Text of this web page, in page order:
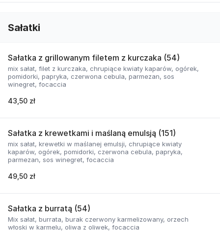
Sałatki
Sałatka z grillowanym filetem z kurczaka (54)
mix sałat, filet z kurczaka, chrupiące kwiaty kaparów, ogórek,
pomidorki, papryka, czerwona cebula, parmezan, sos
winegret, focaccia
43,50 zł
Sałatka z krewetkami i maślaną emulsją (151)
mix sałat, krewetki w maślanej emulsji, chrupiące kwiaty
kaparów, ogórek, pomidorki, czerwona cebula, papryka,
parmezan, sos winegret, focaccia
49,50 zł
Sałatka z burratą (54)
Mix sałat, burrata, burak czerwony karmelizowany, orzech
włoski w karmelu, oliwa z oliwek, focaccia